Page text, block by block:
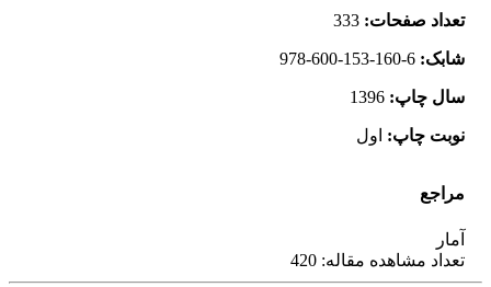
تعداد صفحات:
شابک:
سال چاپ:
نوبت چاپ: اول
مراجع
آمار
تعداد مشاهده مقاله: 420